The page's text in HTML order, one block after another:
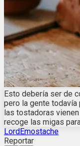
Esto debería ser de
pero la gente todavía
las tostadoras
recoge las migas
LordEmostache
Reportar